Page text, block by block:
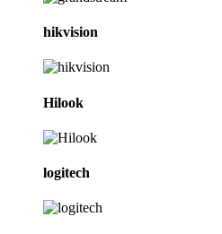
hikvision
Hilook
logitech